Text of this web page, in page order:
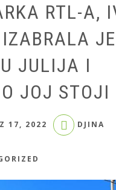
RTL-A,
JULIJA I
JOJ STOJI
17, 2022 DJINA